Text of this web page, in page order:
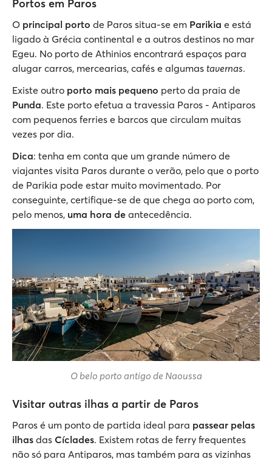
Portos em Paros
O principal porto de Paros situa-se em Parikia e está
ligado à Grécia continental e a outros destinos no mar
Egeu. No porto de Athinios encontrará espaços para
alugar carros, mercearias, cafés e algumas tavernas.
Existe outro porto mais pequeno perto da praia de
Punda. Este porto efetua a travessia Paros - Antiparos
com pequenos ferries e barcos que circulam muitas
vezes por dia.
Dica: tenha em conta que um grande número de
viajantes visita Paros durante o verão, pelo que o porto
de Parikia pode estar muito movimentado. Por
conseguinte, certifique-se de que chega ao porto com,
pelo menos, uma hora de antecedência.
O belo porto antigo de Naoussa
Visitar outras ilhas a partir de Paros
Paros é um ponto de partida ideal para passear pelas
ilhas das Cíclades. Existem rotas de ferry frequentes
não só para Antiparos, mas também para as vizinhas